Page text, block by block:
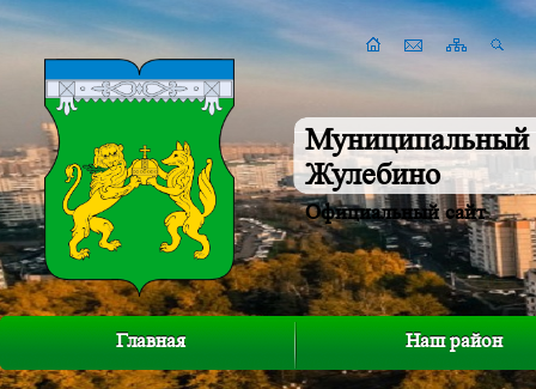
Муниципальный
Жулебино
Официальный сайт
Главная Наш район